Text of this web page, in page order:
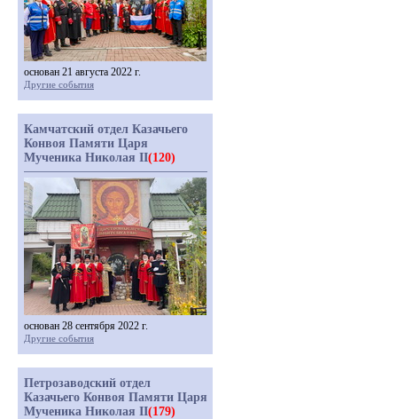
основан 21 августа 2022 г.
Другие события
Камчатский отдел Казачьего
Конвоя Памяти Царя
Мученика Николая II(120)
основан 28 сентября 2022 г.
Другие события
Петрозаводский отдел
Казачьего Конвоя Памяти Царя
Мученика Николая II(179)